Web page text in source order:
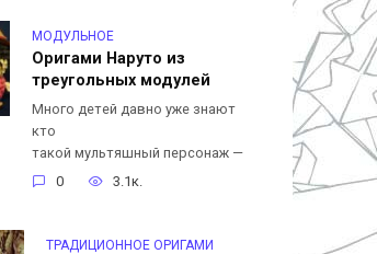
МОДУЛЬНОЕ
Оригами Наруто из
треугольных модулей
Много детей давно уже знают
кто
такой мультяшный персонаж —
0
3.1к.
ТРАДИЦИОННОЕ ОРИГАМИ